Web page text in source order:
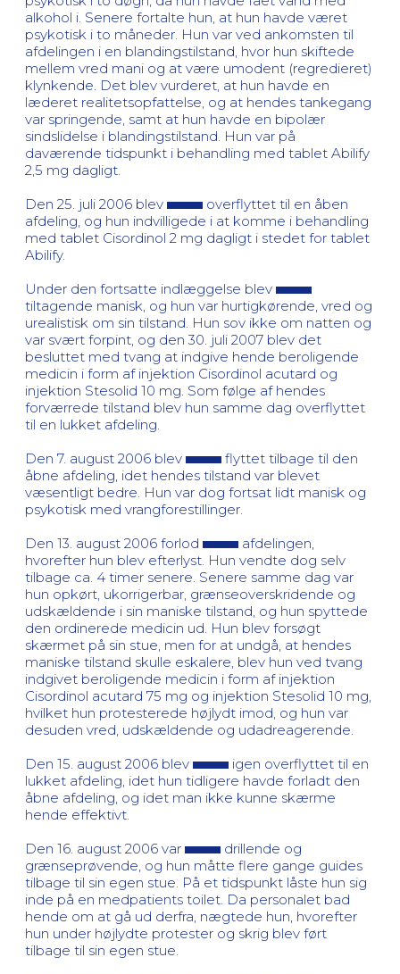
alkohol i. Senere fortalte hun, at hun havde været
psykotisk i to måneder. Hun var ved ankomsten til
afdelingen i en blandingstilstand, hvor hun skiftede
mellem vred mani og at være umodent (regredieret)
klynkende. Det blev vurderet, at hun havde en
læderet realitetsopfattelse, og at hendes tankegang
var springende, samt at hun havde en bipolær
sindslidelse i blandingstilstand. Hun var på
daværende tidspunkt i behandling med tablet Abilify
2,5 mg dagligt.
Den 25. juli 2006 blev
overflyttet til en åben
afdeling, og hun indvilligede i at komme i behandling
med tablet Cisordinol 2 mg dagligt i stedet for tablet
Abilify.
Under den fortsatte indlæggelse blev
tiltagende manisk, og hun var hurtigkørende, vred og
urealistisk om sin tilstand. Hun sov ikke om natten og
var svært forpint, og den 30. juli 2007 blev det
besluttet med tvang at indgive hende beroligende
medicin i form af injektion Cisordinol acutard og
injektion Stesolid 10 mg. Som følge af hendes
forværrede tilstand blev hun samme dag overflyttet
til en lukket afdeling.
Den 7. august 2006 blev
flyttet tilbage til den
åbne afdeling, idet hendes tilstand var blevet
væsentligt bedre. Hun var dog fortsat lidt manisk og
psykotisk med vrangforestillinger.
Den 13. august 2006 forlod
afdelingen,
hvorefter hun blev efterlyst. Hun vendte dog selv
tilbage ca. 4 timer senere. Senere samme dag var
hun opkørt, ukorrigerbar, grænseoverskridende og
udskældende i sin maniske tilstand, og hun spyttede
den ordinerede medicin ud. Hun blev forsøgt
skærmet på sin stue, men for at undgå, at hendes
maniske tilstand skulle eskalere, blev hun ved tvang
indgivet beroligende medicin i form af injektion
Cisordinol acutard 75 mg og injektion Stesolid 10 mg,
hvilket hun protesterede højlydt imod, og hun var
desuden vred, udskældende og udadreagerende.
Den 15. august 2006 blev
igen overflyttet til en
lukket afdeling, idet hun tidligere havde forladt den
åbne afdeling, og idet man ikke kunne skærme
hende effektivt.
Den 16. august 2006 var
drillende og
grænseprøvende, og hun måtte flere gange guides
tilbage til sin egen stue. På et tidspunkt låste hun sig
inde på en medpatients toilet. Da personalet bad
hende om at gå ud derfra, nægtede hun, hvorefter
hun under højlydte protester og skrig blev ført
tilbage til sin egen stue.